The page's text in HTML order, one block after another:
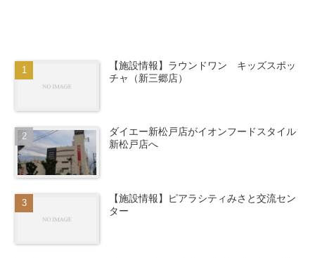
【施設情報】ラウンドワン キッズスポッ
チャ（新三郷店）
ダイエー新松戸店がイオンフードスタイル
新松戸店へ
【施設情報】ピアラシティみさと交流セン
ター